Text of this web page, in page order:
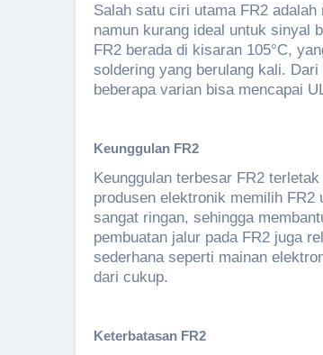
Salah satu ciri utama FR2 adalah
namun kurang ideal untuk sinyal
FR2 berada di kisaran 105°C,
soldering yang berulang kali.
beberapa varian bisa mencapai
Keunggulan FR2
Keunggulan terbesar FR2 terletak
produsen elektronik memilih
sangat ringan, sehingga
pembuatan jalur pada FR2 juga
sederhana seperti mainan
dari cukup.
Keterbatasan FR2